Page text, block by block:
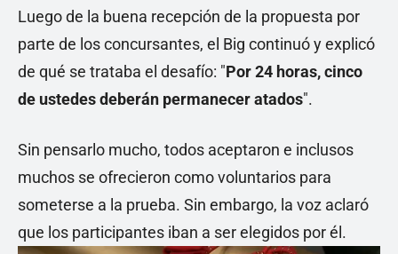
Luego de la buena recepción de la propuesta por
parte de los concursantes, el Big continuó y explicó
de qué se trataba el desafío: "Por 24 horas, cinco
de ustedes deberán permanecer atados".
Sin pensarlo mucho, todos aceptaron e inclusos
muchos se ofrecieron como voluntarios para
someterse a la prueba. Sin embargo, la voz aclaró
que los participantes iban a ser elegidos por él.